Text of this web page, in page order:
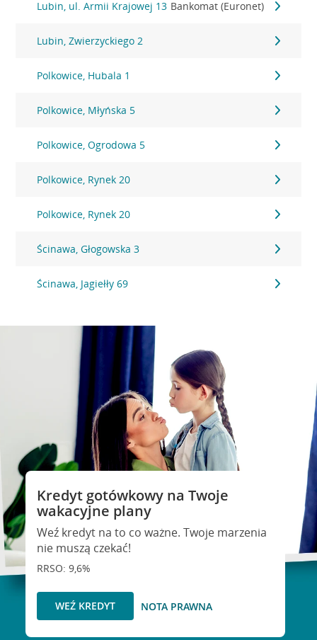
Lubin, ul. Armii Krajowej 13 Bankomat (Euronet)
Lubin, Zwierzyckiego 2
Polkowice, Hubala 1
Polkowice, Młyńska 5
Polkowice, Ogrodowa 5
Polkowice, Rynek 20
Polkowice, Rynek 20
Ścinawa, Głogowska 3
Ścinawa, Jagiełły 69
Kredyt gotówkowy na Twoje
wakacyjne plany
Weź kredyt na to co ważne. Twoje marzenia
nie muszą czekać!
RRSO: 9,6%
WEŹ KREDYT NOTA PRAWNA